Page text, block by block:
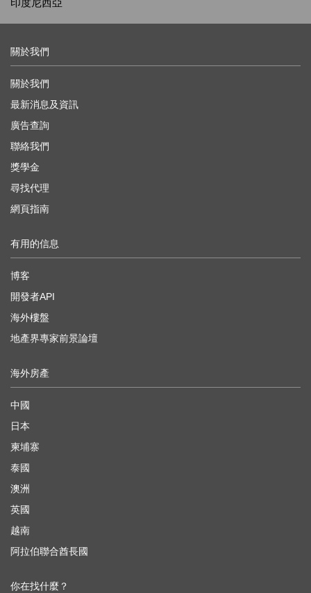
印度尼西亞
關於我們
關於我們
最新消息及資訊
廣告查詢
聯絡我們
獎學金
尋找代理
網頁指南
有用的信息
博客
開發者API
海外樓盤
地產界專家前景論壇
海外房產
中國
日本
柬埔寨
泰國
澳洲
英國
越南
阿拉伯聯合酋長國
你在找什麼？